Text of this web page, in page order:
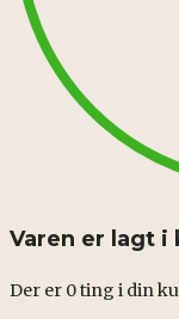
Varen er lagt i
Der er 0ting i din